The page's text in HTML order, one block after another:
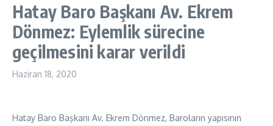
Hatay Baro Başkanı Av. Ekrem
Dönmez: Eylemlik sürecine
geçilmesini karar verildi
Haziran 18, 2020
Hatay Baro Başkanı Av. Ekrem Dönmez, Baroların yapısının